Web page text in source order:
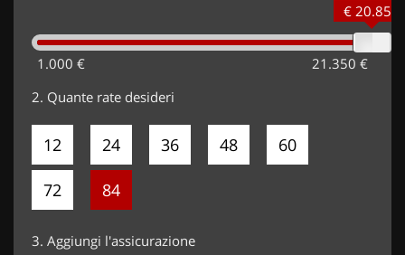
1.000 € 21.350 €
€ 20.850
2. Quante rate desideri
12 24 36 48 60
72 84
3. Aggiungi l'assicurazione